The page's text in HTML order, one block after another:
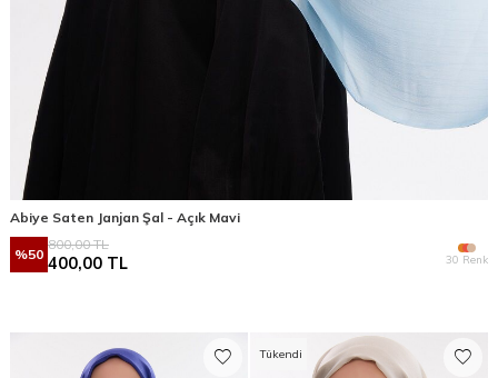
Abiye Saten Janjan Şal - Açık Mavi
%50
800,00TL
400,00 TL 30 Renk
Tükendi